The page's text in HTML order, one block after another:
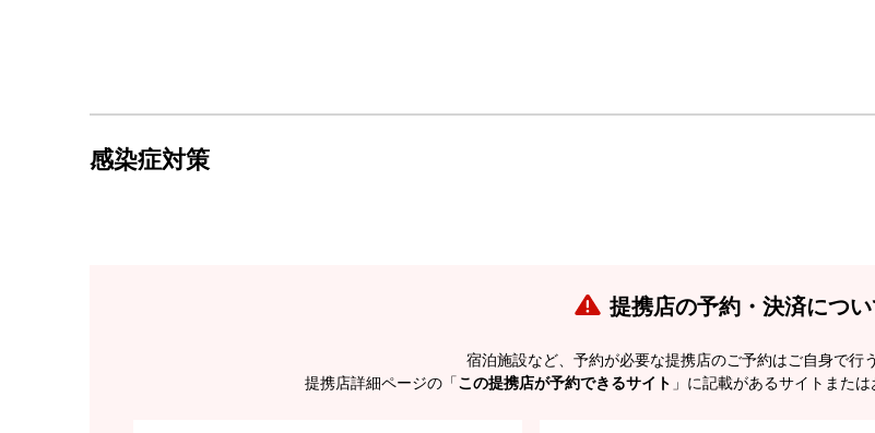
感染症対策
提携店の予約・決済につ
宿泊施設など、予約が必要な提携店のご予約はご自身で行
提携店詳細ページの「この提携店が予約できるサイト 」に記載があるサイトまた